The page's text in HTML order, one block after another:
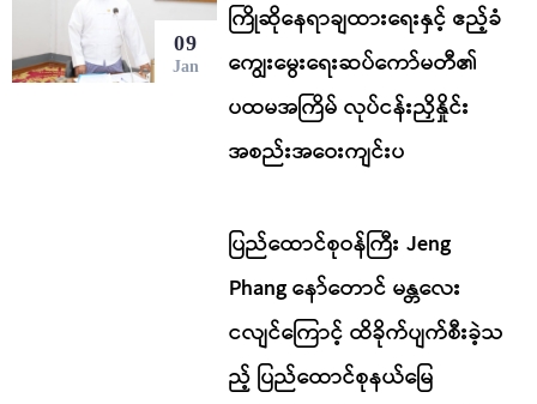
09
Jan
ကြိုဆိုနေရာချထားရေးနှင့် ဧည့်ခံ
ကျွေးမွေးရေးဆပ်ကော်မတီ၏
ပထမအကြိမ် လုပ်ငန်းညှိနှိုင်း
အစည်းအဝေးကျင်းပ
ပြည်ထောင်စုဝန်ကြီး Jeng
Phang နော်တောင် မန္တလေး
ငလျင်ကြောင့် ထိခိုက်ပျက်စီးခဲ့သ
ည့် ပြည်ထောင်စုနယ်မြေ